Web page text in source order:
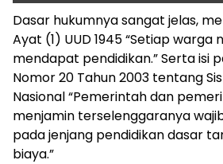
Dasar hukumnya sangat jelas,
Ayat (1) UUD 1945 “Setiap
mendapat pendidikan.” Serta isi
Nomor 20 Tahun 2003 tentang
Nasional “Pemerintah dan
menjamin terselenggaranya
pada jenjang pendidikan dasar
biaya.”